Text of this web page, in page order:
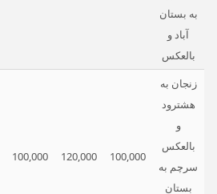
به بستان
آباد و
بالعکس
زنجان به
هشترود
و
بالعکس
سرچم به
بستان
100,000
120,000
100,000